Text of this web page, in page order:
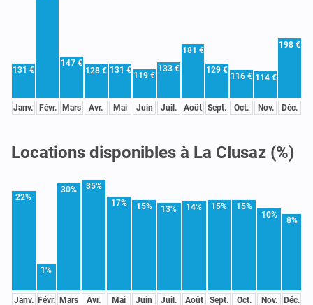
131 €
Janv. Févr.
147 €
Mars
128 €
Avr.
131 €
Mai
119 €
Juin
133 €
Juil.
181 €
Août
129 €
Sept.
116 €
Oct.
114 €
Nov.
198 €
Déc.
Locations disponibles à La Clusaz (%)
22%
Janv.
1%
Févr.
30%
Mars
35%
Avr.
17%
Mai
15%
Juin
13%
Juil.
14%
Août
15%
Sept.
15%
Oct.
10%
Nov.
8%
Déc.